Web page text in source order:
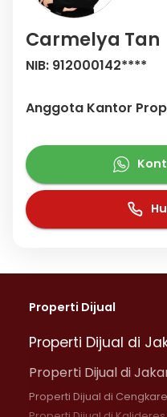
Carmelya Tan
NIB: 912000142****
Anggota Kantor
Properti Dijual
Properti Dijual di
Properti Dijual di
Properti Dijual di